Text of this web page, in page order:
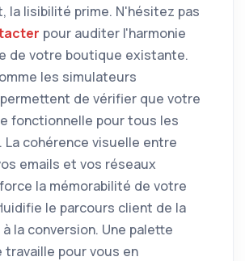
la lisibilité prime. N'hésitez pas
pour auditer l'harmonie
de votre boutique existante.
les simulateurs
de vérifier que votre
fonctionnelle pour tous les
cohérence visuelle entre
emails et vos réseaux
la mémorabilité de votre
le parcours client de la
la conversion. Une palette
travaille pour vous en